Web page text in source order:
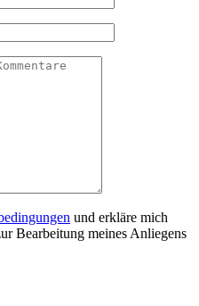
und erkläre mich
Bearbeitung meines Anliegens